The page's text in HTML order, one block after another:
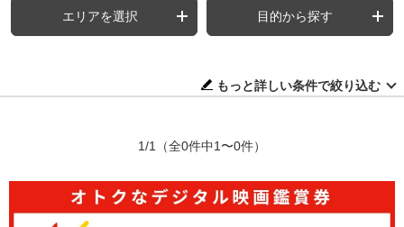
エリアを選択 目的から探す
もっと詳しい条件で絞り込む
1/1 （全0件中1〜0件）